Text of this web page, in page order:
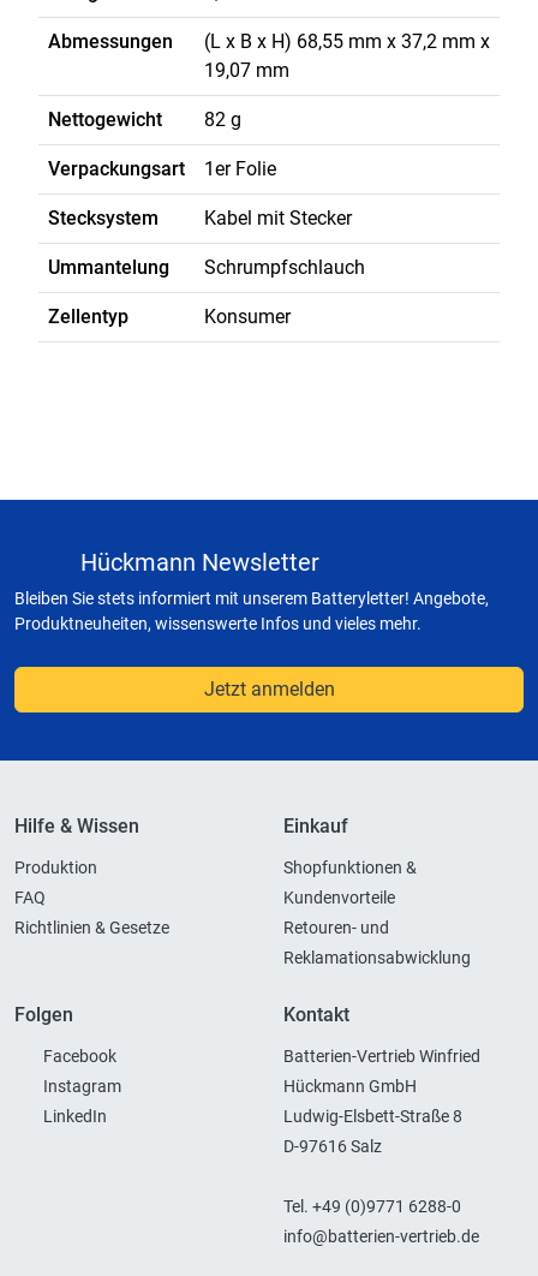
Abmessungen
(L x B x H) 68,55 mm x 37,2 mm x
19,07 mm
Nettogewicht 82 g
Verpackungsart 1er Folie
Stecksystem Kabel mit Stecker
Ummantelung Schrumpfschlauch
Zellentyp Konsumer
Hückmann Newsletter
Bleiben Sie stets informiert mit unserem Batteryletter! Angebote,
Produktneuheiten, wissenswerte Infos und vieles mehr.
Jetzt anmelden
Hilfe & Wissen
Produktion
FAQ
Richtlinien & Gesetze
Einkauf
Shopfunktionen &
Kundenvorteile
Retouren- und
Reklamationsabwicklung
Folgen
Facebook
Instagram
LinkedIn
Kontakt
Batterien-Vertrieb Winfried
Hückmann GmbH
Ludwig-Elsbett-Straße 8
D-97616 Salz
Tel. +49 (0)9771 6288-0
info@batterien-vertrieb.de